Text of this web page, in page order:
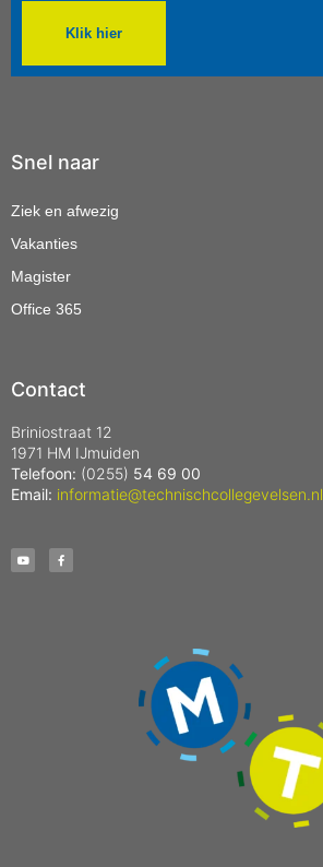
Klik hier
Snel naar
Ziek en afwezig
Vakanties
Magister
Office 365
Contact
Briniostraat 12
1971 HM IJmuiden
Telefoon: (0255) 54 69 00
Email: informatie@technischcollegevelsen.nl